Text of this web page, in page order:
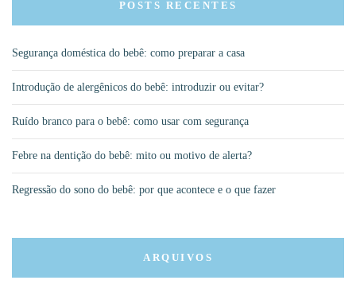
POSTS RECENTES
Segurança doméstica do bebê: como preparar a casa
Introdução de alergênicos do bebê: introduzir ou evitar?
Ruído branco para o bebê: como usar com segurança
Febre na dentição do bebê: mito ou motivo de alerta?
Regressão do sono do bebê: por que acontece e o que fazer
ARQUIVOS